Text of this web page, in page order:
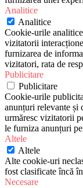
Analitice
Analitice
Cookie-urile
vizitatorii
furnizarea de
vizitatori, rata de
Publicitare
Publicitare
Cookie-urile
anunțuri relevante și
urmăresc vizitatorii
le furniza anunțuri
Altele
Altele
Alte cookie-uri
fost clasificate încă
Necesare